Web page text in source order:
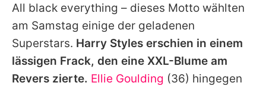
All black everything – dieses Motto wählten
am Samstag einige der geladenen
Superstars. Harry Styles erschien in einem
lässigen Frack, den eine XXL-Blume am
Revers zierte. Ellie Goulding (36) hingegen